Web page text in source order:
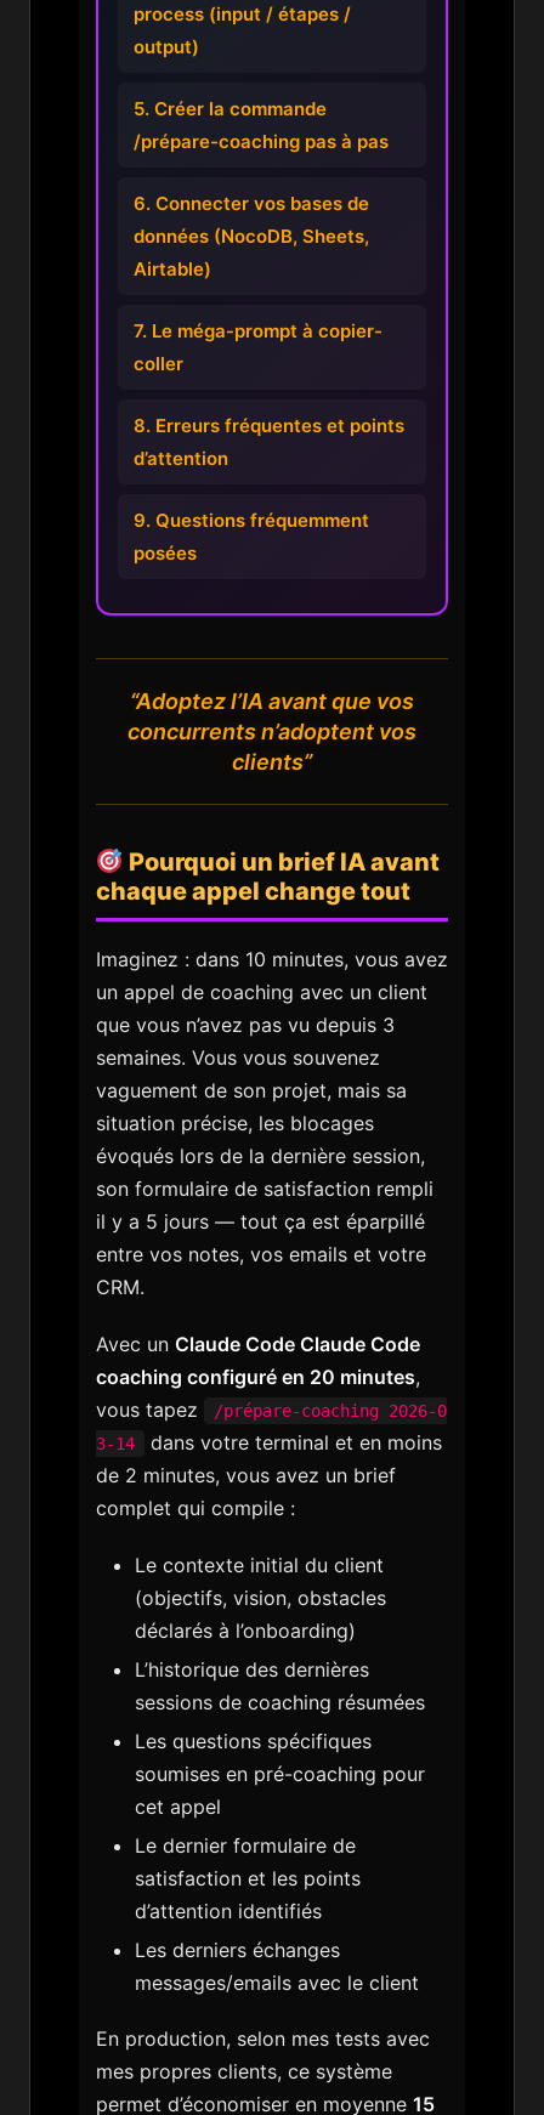
process (input / étapes /
output)
5. Créer la commande
/prépare-coaching pas à pas
6. Connecter vos bases de
données (NocoDB, Sheets,
Airtable)
7. Le méga-prompt à copier-
coller
8. Erreurs fréquentes et points
d’attention
9. Questions fréquemment
posées
“Adoptez l’IA avant que vos
concurrents n’adoptent vos
clients”
Pourquoi un brief IA avant
chaque appel change tout
Imaginez : dans 10 minutes, vous avez
un appel de coaching avec un client
que vous n’avez pas vu depuis 3
semaines. Vous vous souvenez
vaguement de son projet, mais sa
situation précise, les blocages
évoqués lors de la dernière session,
son formulaire de satisfaction rempli
il y a 5 jours — tout ça est éparpillé
entre vos notes, vos emails et votre
CRM.
Avec un Claude Code Claude Code
coaching configuré en 20 minutes,
vous tapez
/prépare-coaching 2026-0
3-14
dans votre terminal et en moins
de 2 minutes, vous avez un brief
complet qui compile :
Le contexte initial du client
(objectifs, vision, obstacles
déclarés à l’onboarding)
L’historique des dernières
sessions de coaching résumées
Les questions spécifiques
soumises en pré-coaching pour
cet appel
Le dernier formulaire de
satisfaction et les points
d’attention identifiés
Les derniers échanges
messages/emails avec le client
En production, selon mes tests avec
mes propres clients, ce système
permet d’économiser en moyenne 15